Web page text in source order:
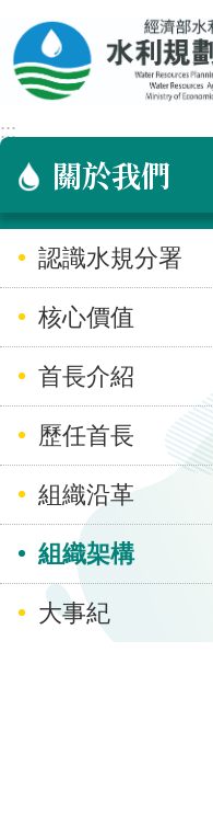
跳到主要內容區塊
:::
關於我們
認識水規分署
核心價值
首長介紹
歷任首長
組織沿革
組織架構
大事紀